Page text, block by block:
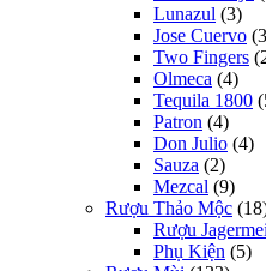
Lunazul (3)
Jose Cuervo
Two Fingers
Olmeca (4)
Tequila 1800
Patron (4)
Don Julio (4)
Sauza (2)
Mezcal (9)
Rượu Thảo Mộc
Rượu
Phụ Kiện (5)